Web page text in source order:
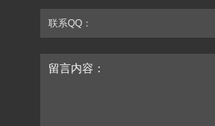
联系QQ：
留言内容：